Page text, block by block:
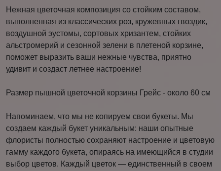
Нежная цветочная композиция со стойким составом,
выполненная из классических роз, кружевных гвоздик,
воздушной эустомы, сортовых хризантем, стойких
альстромерий и сезонной зелени в плетеной корзине,
поможет выразить ваши нежные чувства, приятно
удивит и создаст летнее настроение!
Размер пышной цветочной корзины Грейс - около 60 см
Напоминаем, что мы не копируем свои букеты. Мы
создаем каждый букет уникальным: наши опытные
флористы полностью сохраняют настроение и цветовую
гамму каждого букета, опираясь на имеющийся в студии
выбор цветов. Каждый цветок — единственный в своем